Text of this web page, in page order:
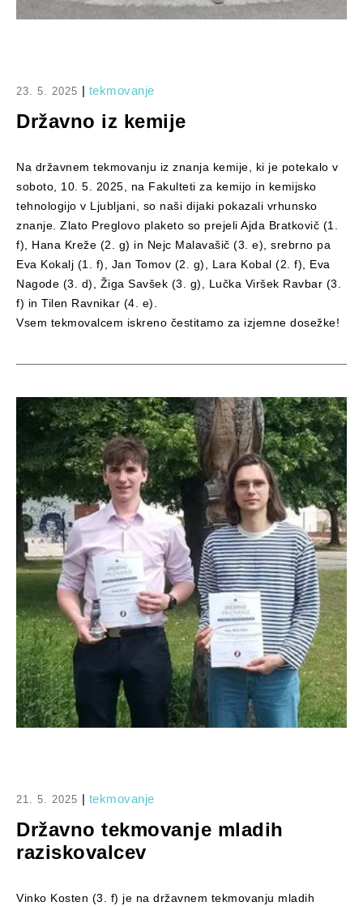
23. 5. 2025 | tekmovanje
Državno iz kemije
Na državnem tekmovanju iz znanja kemije, ki je potekalo v
soboto, 10. 5. 2025, na Fakulteti za kemijo in kemijsko
tehnologijo v Ljubljani, so naši dijaki pokazali vrhunsko
znanje. Zlato Preglovo plaketo so prejeli Ajda Bratkovič (1.
f), Hana Kreže (2. g) in Nejc Malavašič (3. e), srebrno pa
Eva Kokalj (1. f), Jan Tomov (2. g), Lara Kobal (2. f), Eva
Nagode (3. d), Žiga Savšek (3. g), Lučka Viršek Ravbar (3.
f) in Tilen Ravnikar (4. e).
Vsem tekmovalcem iskreno čestitamo za izjemne dosežke!
21. 5. 2025 | tekmovanje
Državno tekmovanje mladih
raziskovalcev
Vinko Kosten (3. f) je na državnem tekmovanju mladih